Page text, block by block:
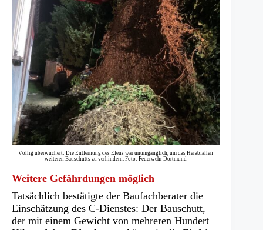
Völlig überwuchert: Die Entfernung des Efeus war unumgänglich, um das Herabfallen
weiteren Bauschutts zu verhindern. Foto: Feuerwehr Dortmund
Weitere Gefährdungen möglich
Tatsächlich bestätigte der Baufachberater die
Einschätzung des C-Dienstes: Der Bauschutt,
der mit einem Gewicht von mehreren Hundert